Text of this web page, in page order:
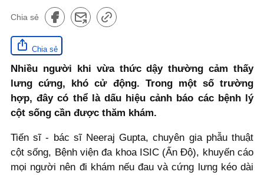
Chia sẻ
Chia sẻ
Nhiều người khi vừa thức dậy thường cảm thấy
lưng cứng, khó cử động. Trong một số trường
hợp, đây có thể là dấu hiệu cảnh báo các bệnh lý
cột sống cần được thăm khám.
Tiến sĩ - bác sĩ Neeraj Gupta, chuyên gia phẫu thuật
cột sống, Bệnh viện đa khoa ISIC (Ấn Độ), khuyến cáo
mọi người nên đi khám nếu đau và cứng lưng kéo dài